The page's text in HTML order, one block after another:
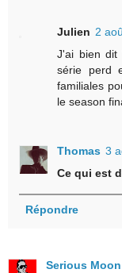
Julien 2
J'ai bien dit
série perd
familiales
le season
Thomas 3
Ce qui est
Répondre
Serious Moon